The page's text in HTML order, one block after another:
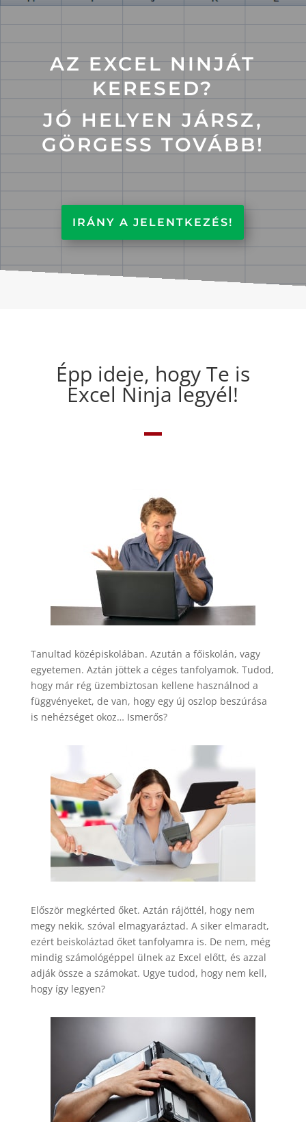
AZ EXCEL NINJÁT
KERESED?
JÓ HELYEN JÁRSZ,
GÖRGESS TOVÁBB!
IRÁNY A JELENTKEZÉS!
Épp ideje, hogy Te is
Excel Ninja legyél!
Tanultad középiskolában. Azután a főiskolán, vagy
egyetemen. Aztán jöttek a céges tanfolyamok. Tudod,
hogy már rég üzembiztosan kellene használnod a
függvényeket, de van, hogy egy új oszlop beszúrása
is nehézséget okoz… Ismerős?
Először megkérted őket. Aztán rájöttél, hogy nem
megy nekik, szóval elmagyaráztad. A siker elmaradt,
ezért beiskoláztad őket tanfolyamra is. De nem, még
mindig számológéppel ülnek az Excel előtt, és azzal
adják össze a számokat. Ugye tudod, hogy nem kell,
hogy így legyen?